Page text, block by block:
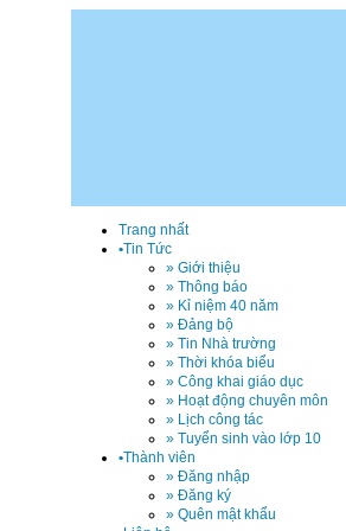
Trang nhất
•Tin Tức
» Giới thiệu
» Thông báo
» Kỉ niệm 40 năm
» Đảng bộ
» Tin Nhà trường
» Thời khóa biểu
» Công khai giáo dục
» Hoạt động chuyên môn
» Lịch công tác
» Tuyển sinh vào lớp 10
•Thành viên
» Đăng nhập
» Đăng ký
» Quên mật khẩu